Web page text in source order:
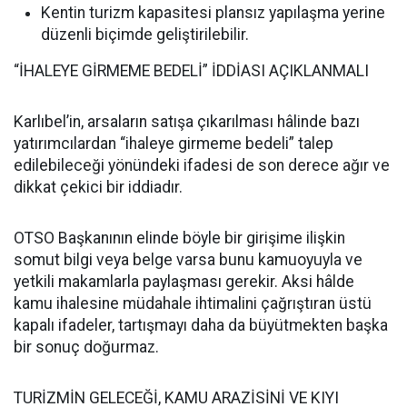
Kentin turizm kapasitesi plansız yapılaşma yerine
düzenli biçimde geliştirilebilir.
“İHALEYE GİRMEME BEDELİ” İDDİASI AÇIKLANMALI
Karlıbel’in, arsaların satışa çıkarılması hâlinde bazı
yatırımcılardan “ihaleye girmeme bedeli” talep
edilebileceği yönündeki ifadesi de son derece ağır ve
dikkat çekici bir iddiadır.
OTSO Başkanının elinde böyle bir girişime ilişkin
somut bilgi veya belge varsa bunu kamuoyuyla ve
yetkili makamlarla paylaşması gerekir. Aksi hâlde
kamu ihalesine müdahale ihtimalini çağrıştıran üstü
kapalı ifadeler, tartışmayı daha da büyütmekten başka
bir sonuç doğurmaz.
TURİZMİN GELECEĞİ, KAMU ARAZİSİNİ VE KIYI